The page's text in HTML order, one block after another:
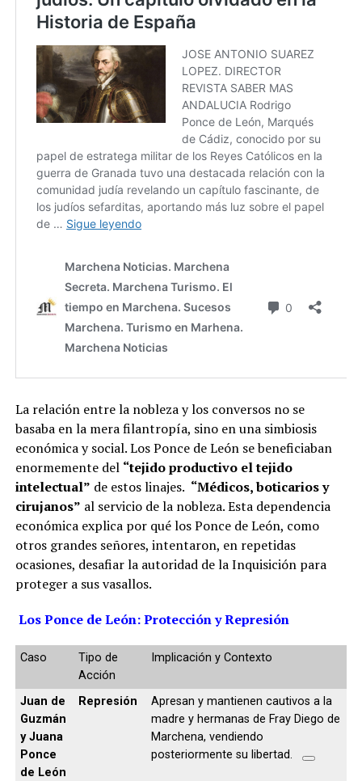
La relación entre la nobleza y los conversos no se
basaba en la mera filantropía, sino en una simbiosis
económica y social. Los Ponce de León se beneficiaban
enormemente del “tejido productivo el tejido
intelectual” de estos linajes. “Médicos, boticarios y
cirujanos” al servicio de la nobleza. Esta dependencia
económica explica por qué los Ponce de León, como
otros grandes señores, intentaron, en repetidas
ocasiones, desafiar la autoridad de la Inquisición para
proteger a sus vasallos.
Los Ponce de León: Protección y Represión
Caso
Tipo de
Acción
Implicación y Contexto
Juan de
Guzmán
y Juana
Ponce
de León
Represión
Apresan y mantienen cautivos a la
madre y hermanas de Fray Diego de
Marchena, vendiendo
posteriormente su libertad.